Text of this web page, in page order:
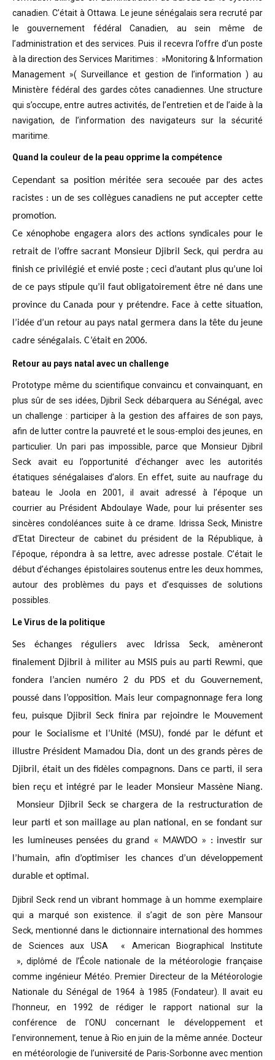
canadien. C’était à Ottawa. Le jeune sénégalais sera recruté par
le gouvernement fédéral Canadien, au sein même de
l’administration et des services. Puis il recevra l’offre d’un poste
à la direction des Services Maritimes : »Monitoring & Information
Management »( Surveillance et gestion de l’information ) au
Ministère fédéral des gardes côtes canadiennes. Une structure
qui s’occupe, entre autres activités, de l’entretien et de l’aide à la
navigation, de l’information des navigateurs sur la sécurité
maritime.
Quand la couleur de la peau opprime la compétence
Cependant sa position méritée sera secouée par des actes
racistes : un de ses collègues canadiens ne put accepter cette
promotion.
Ce xénophobe engagera alors des actions syndicales pour le
retrait de l’offre sacrant Monsieur Djibril Seck, qui perdra au
finish ce privilégié et envié poste ; ceci d’autant plus qu’une loi
de ce pays stipule qu’il faut obligatoirement être né dans une
province du Canada pour y prétendre. Face à cette situation,
l’idée d’un retour au pays natal germera dans la tête du jeune
cadre sénégalais. C’était en 2006.
Retour au pays natal avec un challenge
Prototype même du scientifique convaincu et convainquant, en
plus sûr de ses idées, Djibril Seck débarquera au Sénégal, avec
un challenge : participer à la gestion des affaires de son pays,
afin de lutter contre la pauvreté et le sous-emploi des jeunes, en
particulier. Un pari pas impossible, parce que Monsieur Djibril
Seck avait eu l’opportunité d’échanger avec les autorités
étatiques sénégalaises d’alors. En effet, suite au naufrage du
bateau le Joola en 2001, il avait adressé à l’époque un
courrier au Président Abdoulaye Wade, pour lui présenter ses
sincères condoléances suite à ce drame. Idrissa Seck, Ministre
d’Etat Directeur de cabinet du président de
la République, à
l’époque, répondra à sa lettre, avec adresse postale. C’était le
début d’échanges épistolaires soutenus entre les deux hommes,
autour des problèmes du pays et d’esquisses de solutions
possibles.
Le Virus de la politique
Ses échanges réguliers avec Idrissa Seck, amèneront
finalement Djibril à militer au MSIS puis au parti Rewmi, que
fondera l’ancien numéro 2 du PDS et du Gouvernement,
poussé dans l’opposition. Mais leur compagnonnage fera long
feu, puisque Djibril Seck finira par rejoindre le Mouvement
pour le Socialisme et l’Unité (MSU), fondé par le défunt et
illustre Président Mamadou Dia, dont un des grands pères de
Djibril, était un des fidèles compagnons. Dans ce parti, il sera
bien reçu et intégré par le leader Monsieur Massène Niang.
Monsieur Djibril Seck se chargera de la restructuration de
leur parti et son maillage au plan national, en se fondant sur
les lumineuses pensées du grand « MAWDO » : investir sur
l’humain, afin d’optimiser les chances d’un développement
durable et optimal.
Djibril Seck rend un vibrant hommage à un homme exemplaire
qui a marqué son existence. il s’agit de son père Mansour
Seck,mentionné dans le dictionnaire international des hommes
de Sciences aux USA « American Biographical Institute
», diplômé de l’École nationale de la météorologie française
comme ingénieur Météo. Premier Directeur de la Météorologie
Nationale du Sénégal de 1964 à 1985 (Fondateur). Il avait eu
l’honneur, en 1992 de rédiger le rapport national sur la
conférence de l’ONU concernant le développement et
l’environnement, tenue à Rio en juin de la même année.
Docteur
en météorologie de l’université de Paris-Sorbonne avec mention